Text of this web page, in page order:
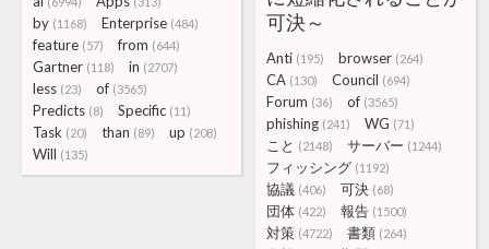
by (1168) Enterprise (484)
feature (57) from (644)
Gartner (118) in (2707)
less (23) of (3565)
Predicts (8) Specific (11)
Task (20) than (89) up (208)
Will (135)
可決～
Anti (195) browser (264)
CA (130) Council (694)
Forum (36) of (3565)
phishing (241) WG (71)
こと (2148) サーバー (1244)
フィッシング (1192)
協議 (406) 可決 (68)
団体 (422) 報告 (1500)
対策 (4722) 書類 (264)